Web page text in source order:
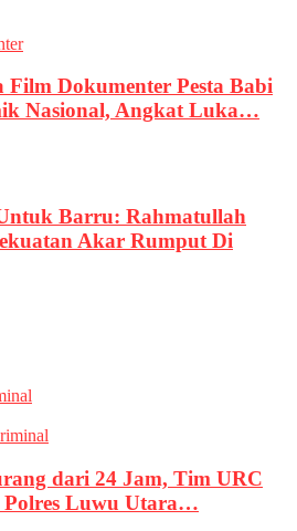
Dokumenter Pesta Babi
Nasional, Angkat Luka…
Barru: Rahmatullah
Akar Rumput Di
dari 24 Jam, Tim URC
Polres Luwu Utara…